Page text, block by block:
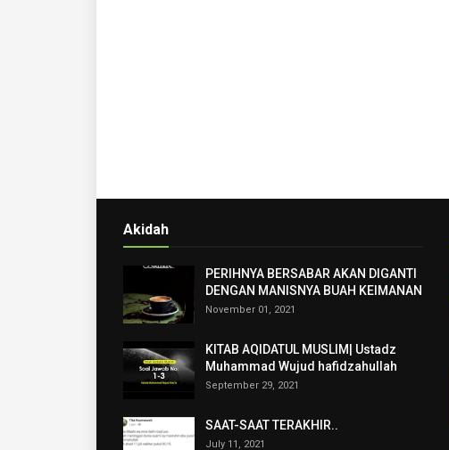
Akidah
PERIHNYA BERSABAR AKAN DIGANTI
DENGAN MANISNYA BUAH KEIMANAN
November 01, 2021
KITAB AQIDATUL MUSLIM| Ustadz
Muhammad Wujud hafidzahullah
September 29, 2021
SAAT-SAAT TERAKHIR..
July 11, 2021